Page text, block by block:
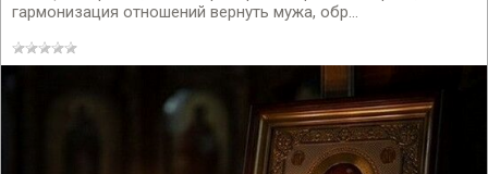
гармонизация отношений вернуть мужа, обр...